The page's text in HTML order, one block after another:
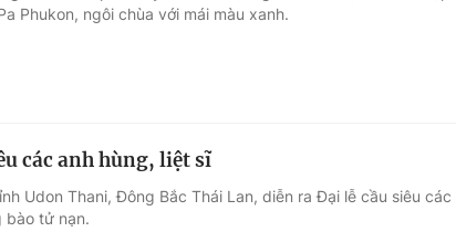
Phukon, ngôi chùa với mái màu xanh.
các anh hùng, liệt sĩ
Udon Thani, Đông Bắc Thái Lan, diễn ra Đại lễ cầu siêu các
bào tử nạn.